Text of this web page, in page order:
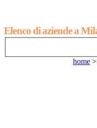
Elenco di aziende a
home